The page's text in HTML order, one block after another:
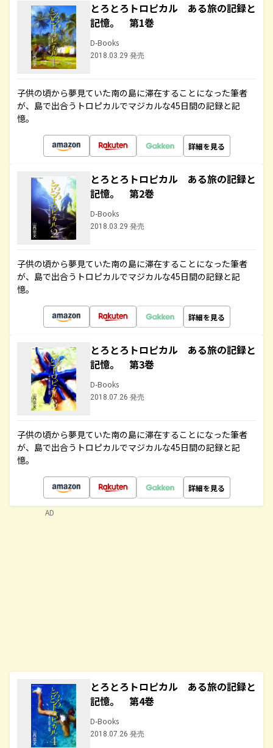
とろとろトロピカル ある旅の記録と
記憶。 第1巻
D-Books
2018.03.29 発売
子供の頃から夢見ていた南の島に滞在することになった筆者
が、島で出合うトロピカルでマジカルな45日間の記録と記
憶。
詳細を見る
とろとろトロピカル ある旅の記録と
記憶。 第2巻
D-Books
2018.03.29 発売
子供の頃から夢見ていた南の島に滞在することになった筆者
が、島で出合うトロピカルでマジカルな45日間の記録と記
憶。
詳細を見る
とろとろトロピカル ある旅の記録と
記憶。 第3巻
D-Books
2018.07.26 発売
子供の頃から夢見ていた南の島に滞在することになった筆者
が、島で出合うトロピカルでマジカルな45日間の記録と記
憶。
詳細を見る
とろとろトロピカル ある旅の記録と
記憶。 第4巻
D-Books
2018.07.26 発売
AD